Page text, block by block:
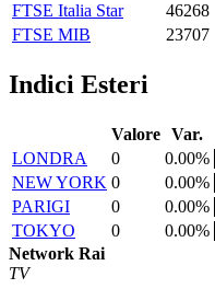
FTSE Italia Star
46268
FTSE MIB
23707
Indici Esteri
Valore Var.
LONDRA
0
0.00%
NEW YORK 0
0.00%
PARIGI
0
0.00%
TOKYO
0
0.00%
Network Rai
TV